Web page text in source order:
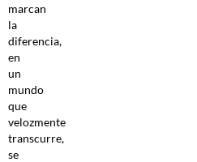
marcan
la
diferencia,
en
un
mundo
que
velozmente
transcurre,
se